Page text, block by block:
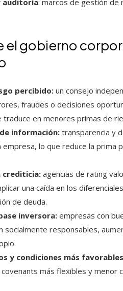
auditoría: marcos de gestión de
el gobierno
percibido: un consejo
fraudes o decisiones
traduce en menores primas de
información: transparencia y
lo que reduce la
crediticia: agencias de rating
una caída en los
de deuda.
inversora:empresas con
socialmente responsables,
y condiciones más
más flexibles y menor